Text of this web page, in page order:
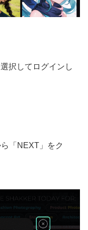
択してログインし
「NEXT」をク